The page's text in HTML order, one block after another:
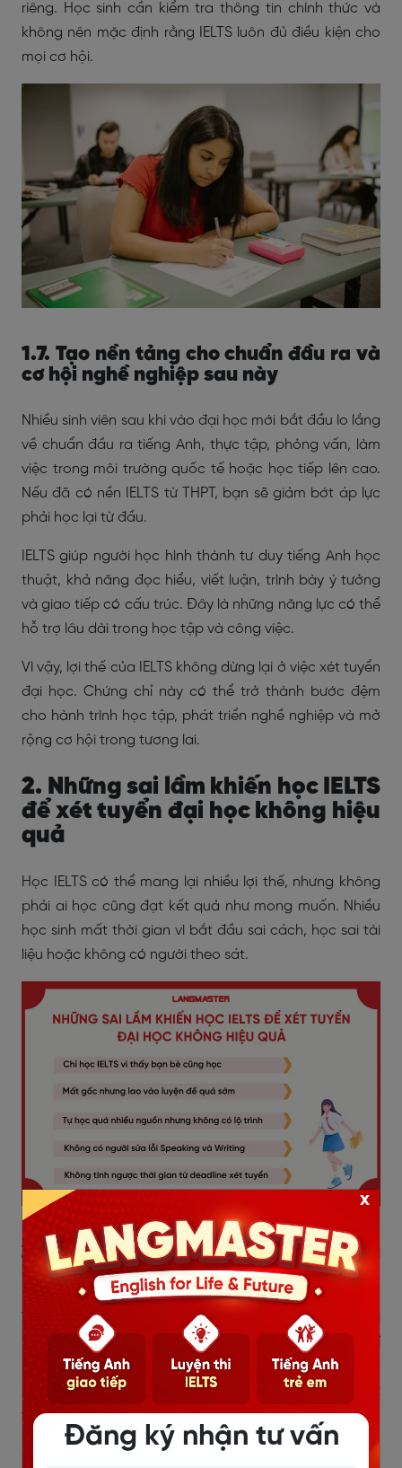
riêng. Học sinh cần kiểm tra thông tin chính thức và
không nên mặc định rằng IELTS luôn đủ điều kiện cho
mọi cơ hội.
1.7. Tạo nền tảng cho chuẩn đầu ra và
cơ hội nghề nghiệp sau này
Nhiều sinh viên sau khi vào đại học mới bắt đầu lo lắng
về chuẩn đầu ra tiếng Anh, thực tập, phỏng vấn, làm
việc trong môi trường quốc tế hoặc học tiếp lên cao.
Nếu đã có nền IELTS từ THPT, bạn sẽ giảm bớt áp lực
phải học lại từ đầu.
IELTS giúp người học hình thành tư duy tiếng Anh học
thuật, khả năng đọc hiểu, viết luận, trình bày ý tưởng
và giao tiếp có cấu trúc. Đây là những năng lực có thể
hỗ trợ lâu dài trong học tập và công việc.
Vì vậy, lợi thế của IELTS không dừng lại ở việc xét tuyển
đại học. Chứng chỉ này có thể trở thành bước đệm
cho hành trình học tập, phát triển nghề nghiệp và mở
rộng cơ hội trong tương lai.
2. Những sai lầm khiến học IELTS
để xét tuyển đại học không hiệu
quả
Học IELTS có thể mang lại nhiều lợi thế, nhưng không
phải ai học cũng đạt kết quả như mong muốn. Nhiều
học sinh mất thời gian vì bắt đầu sai cách, học sai tài
liệu hoặc không có người theo sát.
2.1. Chỉ họcIELTS vì thấy bạn bè cũng
học
Tâm lý sợ thua kém
bạn bè là điều dễ hiểu, nhất là khi
nhiều học sinh đã có IELTS từ sớm. Tuy nhiên, nếu chỉ
học vì “ai cũng học”, bạn rất dễ rơi vào tình trạng
không biết mình cần band bao nhiêu, học để xét
trường nào và nên thi khi nào.
IELTS nên được xem là một công cụ trong chiến lược
Đăng ký nhận tư vấn
x